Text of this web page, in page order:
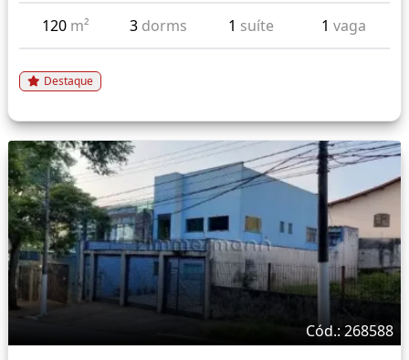
120 m² 3 dorms 1 suíte 1 vaga
Destaque
Cód.: 268588